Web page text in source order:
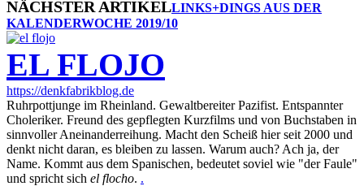
NÄCHSTER ARTIKELLINKS+DINGS AUS DER
KALENDERWOCHE 2019/10
EL FLOJO
https://denkfabrikblog.de
Ruhrpottjunge im Rheinland. Gewaltbereiter Pazifist. Entspannter
Choleriker. Freund des gepflegten Kurzfilms und von Buchstaben in
sinnvoller Aneinanderreihung. Macht den Scheiß hier seit 2000 und
denkt nicht daran, es bleiben zu lassen. Warum auch? Ach ja, der
Name. Kommt aus dem Spanischen, bedeutet soviel wie "der Faule"
und spricht sich el flocho. .